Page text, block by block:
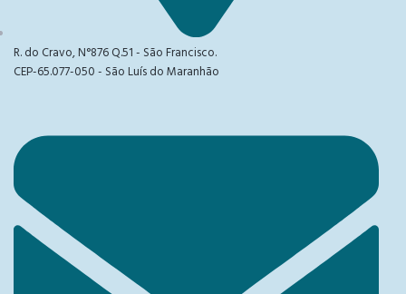
R. do Cravo, N°876 Q.51 - São Francisco.
CEP-65.077-050 - São Luís do Maranhão